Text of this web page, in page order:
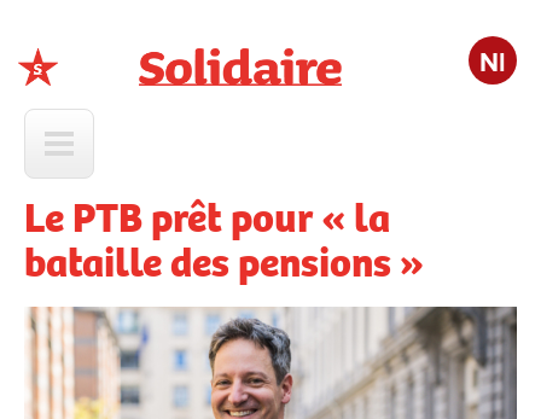
Nl
Le PTB prêt pour « la
bataille des pensions »